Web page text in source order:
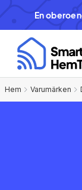
En
Hem Varumärken